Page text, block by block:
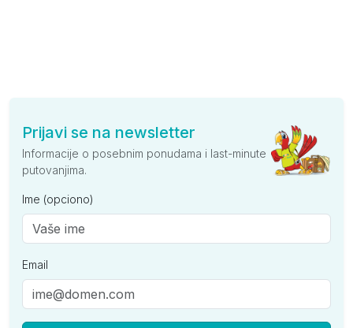
Prijavi se na newsletter
Informacije o posebnim ponudama i last-minute
putovanjima.
Ime (opciono)
Email